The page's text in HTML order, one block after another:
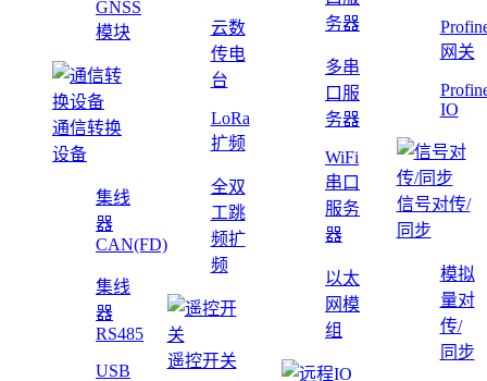
GNSS
模块
通信转换
设备
集线
器
CAN(FD)
集线
器
RS485
USB
云数
传电
台
LoRa
扩频
全双
工跳
频扩
频
遥控开关
务器
多串
口服
务器
WiFi
串口
服务
器
以太
网模
组
网关
IO
信号对传/
同步
模拟
量对
传/
同步